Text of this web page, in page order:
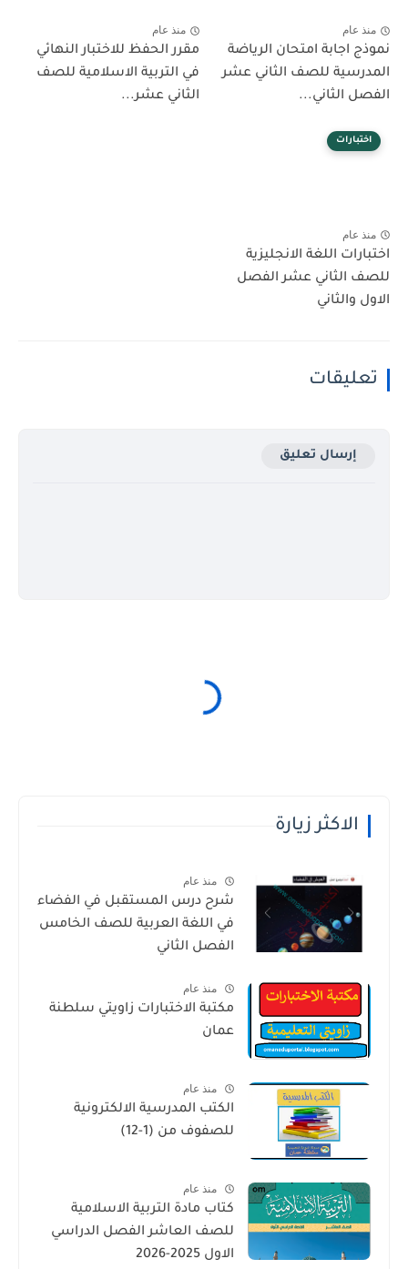
منذ عام
نموذج اجابة امتحان الرياضة
المدرسية للصف الثاني عشر
الفصل الثاني...
منذ عام
مقرر الحفظ للاختبار النهائي
في التربية الاسلامية للصف
الثاني عشر...
اختبارات
منذ عام
اختبارات اللغة الانجليزية
للصف الثاني عشر الفصل
الاول والثاني
تعليقات
إرسال تعليق
الاكثر زيارة
منذ عام
شرح درس المستقبل في الفضاء
في اللغة العربية للصف الخامس
الفصل الثاني
منذ عام
مكتبة الاختبارات زاويتي سلطنة
عمان
منذ عام
الكتب المدرسية الالكترونية
للصفوف من (1-12)
منذ عام
كتاب مادة التربية الاسلامية
للصف العاشر الفصل الدراسي
الاول 2025-2026